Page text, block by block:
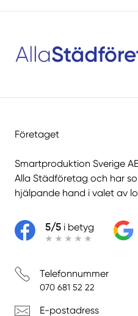
Företaget
Smartproduktion Sverige
Alla Städföretag och har
hjälpande hand i valet av
5/5 i betyg
Telefonnummer
070 681 52 22
E-postadress